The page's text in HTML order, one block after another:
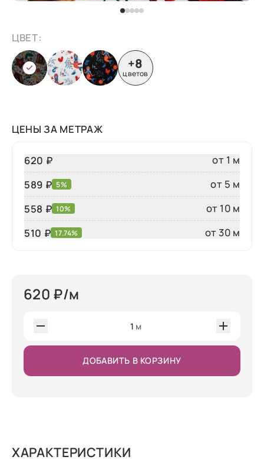
ЦВЕТ:
+8
цветов
ЦЕНЫ ЗА МЕТРАЖ
620 ₽
от 1 м
589 ₽ 5%
от 5 м
558 ₽ 10%
от 10 м
510 ₽ 17.74% от 30 м
620 ₽/м
1 м
ДОБАВИТЬ В КОРЗИНУ
ХАРАКТЕРИСТИКИ